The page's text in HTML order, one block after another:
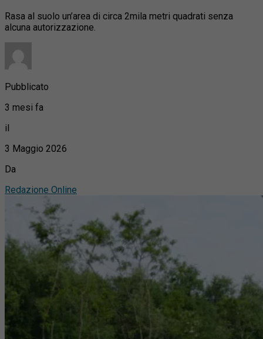
Rasa al suolo un’area di circa 2mila metri quadrati senza
alcuna autorizzazione.
Pubblicato
3 mesi fa
il
3 Maggio 2026
Da
Redazione Online